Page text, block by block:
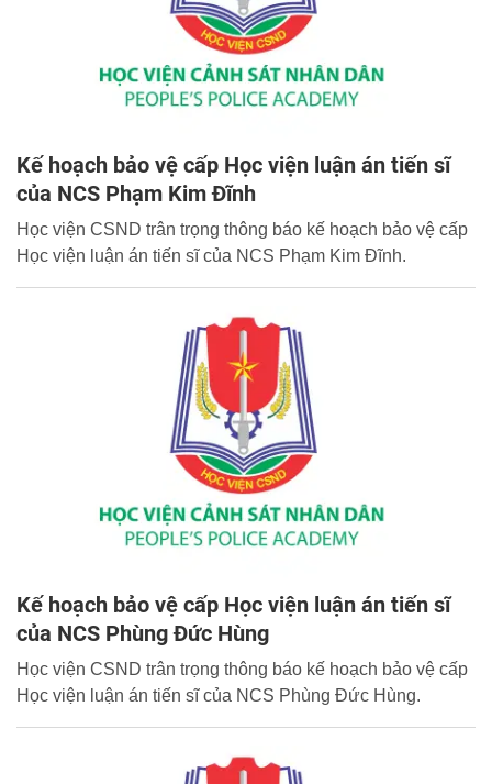
Kế hoạch bảo vệ cấp Học viện luận án tiến sĩ
của NCS Phạm Kim Đĩnh
Học viện CSND trân trọng thông báo kế hoạch bảo vệ cấp
Học viện luận án tiến sĩ của NCS Phạm Kim Đĩnh.
Kế hoạch bảo vệ cấp Học viện luận án tiến sĩ
của NCS Phùng Đức Hùng
Học viện CSND trân trọng thông báo kế hoạch bảo vệ cấp
Học viện luận án tiến sĩ của NCS Phùng Đức Hùng.